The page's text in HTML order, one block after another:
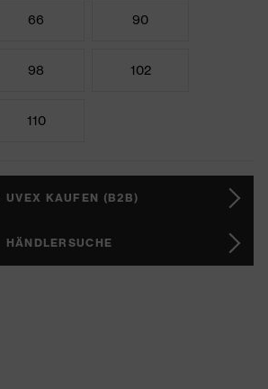
66 90
98 102
110
UVEX KAUFEN (B2B)
HÄNDLERSUCHE